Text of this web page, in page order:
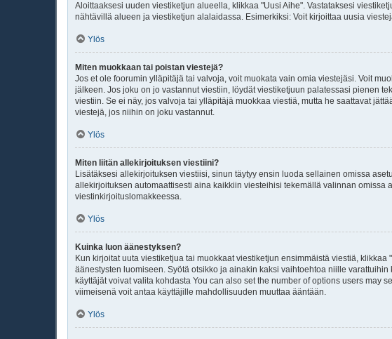
Aloittaaksesi uuden viestiketjun alueella, klikkaa "Uusi Aihe". Vastataksesi
nähtävillä alueen ja viestiketjun alalaidassa. Esimerkiksi: Voit kirjoittaa uusia
Ylös
Miten muokkaan tai poistan viestejä?
Jos et ole foorumin ylläpitäjä tai valvoja, voit muokata vain omia viestejäsi. Voit
jälkeen. Jos joku on jo vastannut viestiin, löydät viestiketjuun palatessasi pienen
viestiin. Se ei näy, jos valvoja tai ylläpitäjä muokkaa viestiä, mutta he saattavat
viestejä, jos niihin on joku vastannut.
Ylös
Miten liitän allekirjoituksen viestiini?
Lisätäksesi allekirjoituksen viestiisi, sinun täytyy ensin luoda sellainen omissa
allekirjoituksen automaattisesti aina kaikkiin viesteihisi tekemällä valinnan
viestinkirjoituslomakkeessa.
Ylös
Kuinka luon äänestyksen?
Kun kirjoitat uuta viestiketjua tai muokkaat viestiketjun ensimmäistä viestiä,
äänestysten luomiseen. Syötä otsikko ja ainakin kaksi vaihtoehtoa niille
käyttäjät voivat valita kohdasta You can also set the number of options users may
viimeisenä voit antaa käyttäjille mahdollisuuden muuttaa ääntään.
Ylös